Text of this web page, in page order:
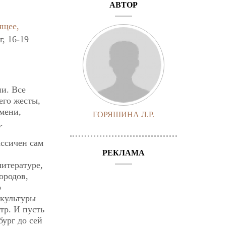
16-19
Все
жесты,
сам
И пусть
до сей
АВТОР
ГОРЯШИНА Л.Р.
РЕКЛАМА